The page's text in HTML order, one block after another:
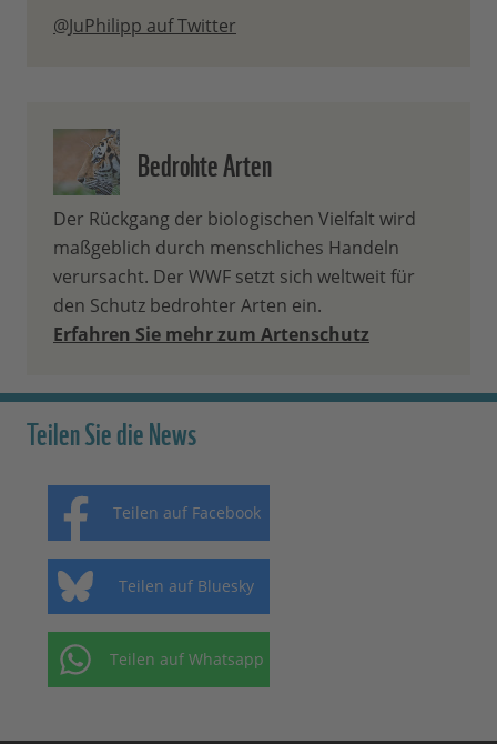
@JuPhilipp auf Twitter
Bedrohte Arten
Der Rückgang der biologischen Vielfalt wird
maßgeblich durch menschliches Handeln
verursacht. Der WWF setzt sich weltweit für
den Schutz bedrohter Arten ein.
Erfahren Sie mehr zum Artenschutz
Teilen Sie die News
Teilen auf Facebook
Teilen auf Bluesky
Teilen auf Whatsapp